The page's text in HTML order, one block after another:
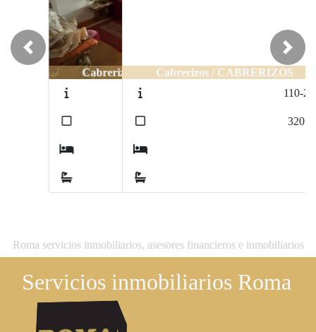
Cabrerizos / CABRERIZOS
Previous Next
Roma servicios inmobiliarios, asesores financieros e inmobiliarios
Servicios inmobiliarios Roma